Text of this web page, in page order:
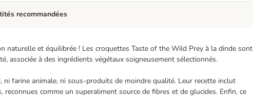
naturelle et équilibrée ! Les croquettes Taste of the Wild Prey à la dinde sont
associée à des ingrédients végétaux soigneusement sélectionnés.
ni farine animale, ni sous-produits de moindre qualité. Leur recette inclut
comme un superaliment source de fibres et de glucides. Enfin, ce
recommandées